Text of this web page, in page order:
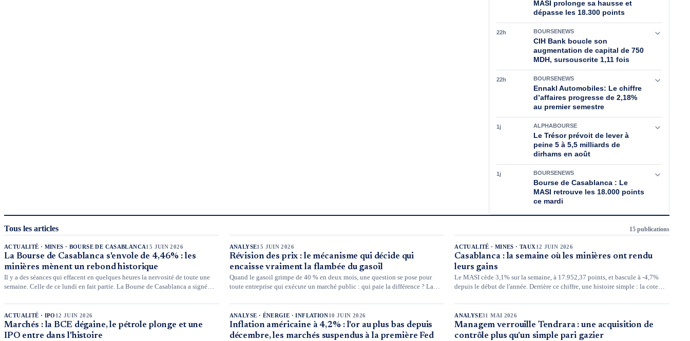
MASI prolonge sa hausse et
dépasse les 18.300 points
22h BOURSENEWS
CIH Bank boucle son
augmentation de capital de 750
MDH, sursouscrite 1,11 fois
22h BOURSENEWS
Ennakl Automobiles: Le chiffre
d’affaires progresse de 2,18%
au premier semestre
1j ALPHABOURSE
Le Trésor prévoit de lever à
peine 5 à 5,5 milliards de
dirhams en août
1j BOURSENEWS
Bourse de Casablanca : Le
MASI retrouve les 18.000 points
ce mardi
Tous les articles 15 publications
ACTUALITÉ · MINES · BOURSE DE CASABLANCA15 JUIN 2026
La Bourse de Casablanca s'envole de 4,46% : les
minières mènent un rebond historique
Il y a des séances qui effacent en quelques heures la nervosité de toute une
semaine. Celle de ce lundi en fait partie. La Bourse de Casablanca a signé
pour clôturer à 18.753,83 points, porté par une déferlante d'achats sur les
valeurs minières et par un brusque retour de l'appétit pour le risque.
ANALYSE15 JUIN 2026
Révision des prix : le mécanisme qui décide qui
encaisse vraiment la flambée du gasoil
Quand le gasoil grimpe de 40 % en deux mois, une question se pose pour
toute entreprise qui exécute un marché public : qui paie la différence ? La
mathématique inscrite au cahier des charges, que peu de gens lisent et qui
décide pourtant, à elle seule, si une hausse de coûts se récupère ou se perd.
ACTUALITÉ · MINES · TAUX12 JUIN 2026
Casablanca : la semaine où les minières ont rendu
leurs gains
Le MASI cède 3,1% sur la semaine, à 17.952,37 points, et bascule à -4,7%
depuis le début de l'année. Derrière ce chiffre, une histoire simple : la cote
brutalement rattrapées par la correction des métaux précieux.
ACTUALITÉ · IPO 12 JUIN 2026
Marchés : la BCE dégaine, le pétrole plonge et une
IPO entre dans l'histoire
ANALYSE · ÉNERGIE · INFLATION10 JUIN 2026
Inflation américaine à 4,2% : l'or au plus bas depuis
décembre, les marchés suspendus à la première Fed
ANALYSE31 MAI 2026
Managem verrouille Tendrara : une acquisition de
contrôle plus qu’un simple pari gazier